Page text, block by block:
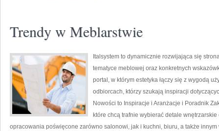
Trendy w Meblarstwie
Italsystem to dynamicznie rozwijająca się
tematyce meblowej oraz konkretnych
portal, w którym estetyka łączy się z wygodą
odbiorcach, którzy szukają inspiracji
Nowości to Inspiracje i Aranżacje i Poradnik
które chcą trafnie wybierać detale
opracowania poświęcone zarówno salonowi, jak i kuchni, biuru, a także